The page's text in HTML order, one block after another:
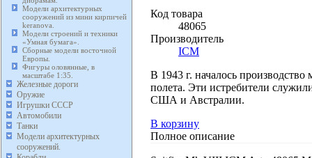
Модели архитектурных
сооружений из мини кирпичей
keranova.
Модели строений и техники
«Умная бумага».
Сборные модели восточной
Европы.
Фигуры оловянные, в
масштабе 1:35.
Железные дороги
Оружие
Игрушки СССР
Автомобили
Танки
Модели архитектурных
сооружений.
Код товара
48065
Производитель
ICM
В 1943 г. началось
полета. Эти истребители
США и Австралии.
В корзину
Полное описание